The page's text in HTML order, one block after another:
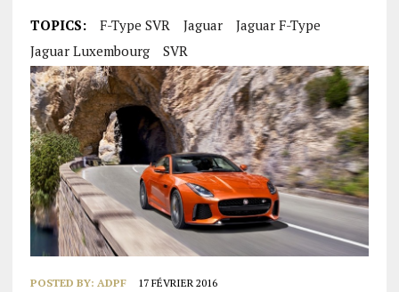
TOPICS: F-Type SVR Jaguar
Jaguar F-Type
Jaguar Luxembourg
SVR
POSTED BY: ADPF 17 FÉVRIER 2016